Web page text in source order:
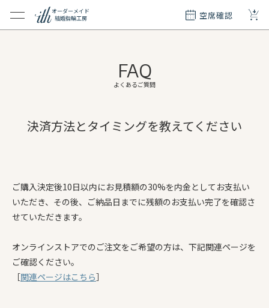
オーダーメイド
結婚指輪工房
空席確認 +
よくあるご質問
FAQ
決済方法とタイミングを教えてください
ご購入決定後10日以内にお見積額の30%を内金としてお支払い
いただき、その後、ご納品日までに残額のお支払い完了を確認さ
せていただきます。
オンラインストアでのご注文をご希望の方は、下記関連ページを
ご確認ください。
［関連ページはこちら］